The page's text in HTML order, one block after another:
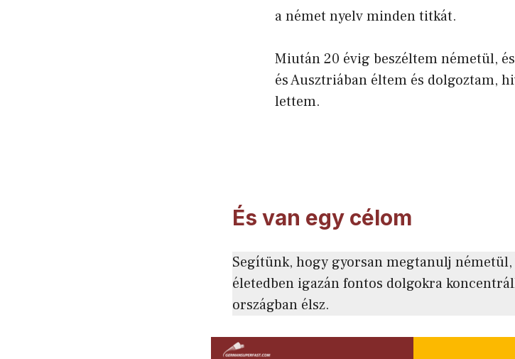
a német nyelv minden titkát.
Miután 20 évig beszéltem németül,
és Ausztriában éltem és dolgoztam,
lettem.
És van egy célom
Segítünk, hogy gyorsan megtanulj németül,
életedben igazán fontos dolgokra
országban élsz.